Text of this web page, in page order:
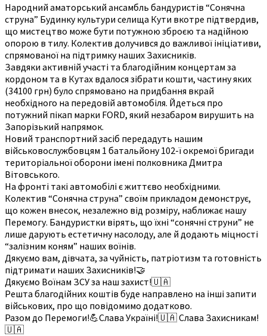
Народний аматорський ансамбль бандуристів “Сонячна
струна” Будинку культури селища Кути вкотре підтвердив,
що мистецтво може бути потужною зброєю та надійною
опорою в тилу. Колектив долучився до важливої ініціативи,
спрямованої на підтримку наших Захисників.
Завдяки активній участі та благодійним концертам за
кордоном та в Кутах вдалося зібрати кошти, частину яких
(34100 грн) було спрямовано на придбання вкрай
необхідного на передовій автомобіля. Йдеться про
потужний пікап марки FORD, який незабаром вирушить на
Запорізький напрямок.
Новий транспортний засіб передадуть нашим
військовослужбовцям 1 батальйону 102-ї окремої бригади
територіальної оборони імені полковника Дмитра
Вітовського.
На фронті такі автомобілі є життєво необхідними.
Колектив “Сонячна струна” своїм прикладом демонструє,
що кожен внесок, незалежно від розміру, наближає нашу
Перемогу. Бандуристки вірять, що їхні “сонячні струни” не
лише дарують естетичну насолоду, але й додають міцності
“залізним коням” наших воїнів.
Дякуємо вам, дівчата, за чуйність, патріотизм та готовність
підтримати наших Захисників!🤝
Дякуємо Воїнам ЗСУ за наш захист!🇺🇦
Решта благодійних коштів буде направлено на інші запити
військових, про що повідомимо додатково.
Разом до Перемоги!💪Слава Україні!🇺🇦 Слава Захисникам!
🇺🇦